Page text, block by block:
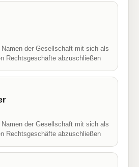
der Gesellschaft mit sich als
Rechtsgeschäfte abzuschließen
der Gesellschaft mit sich als
Rechtsgeschäfte abzuschließen